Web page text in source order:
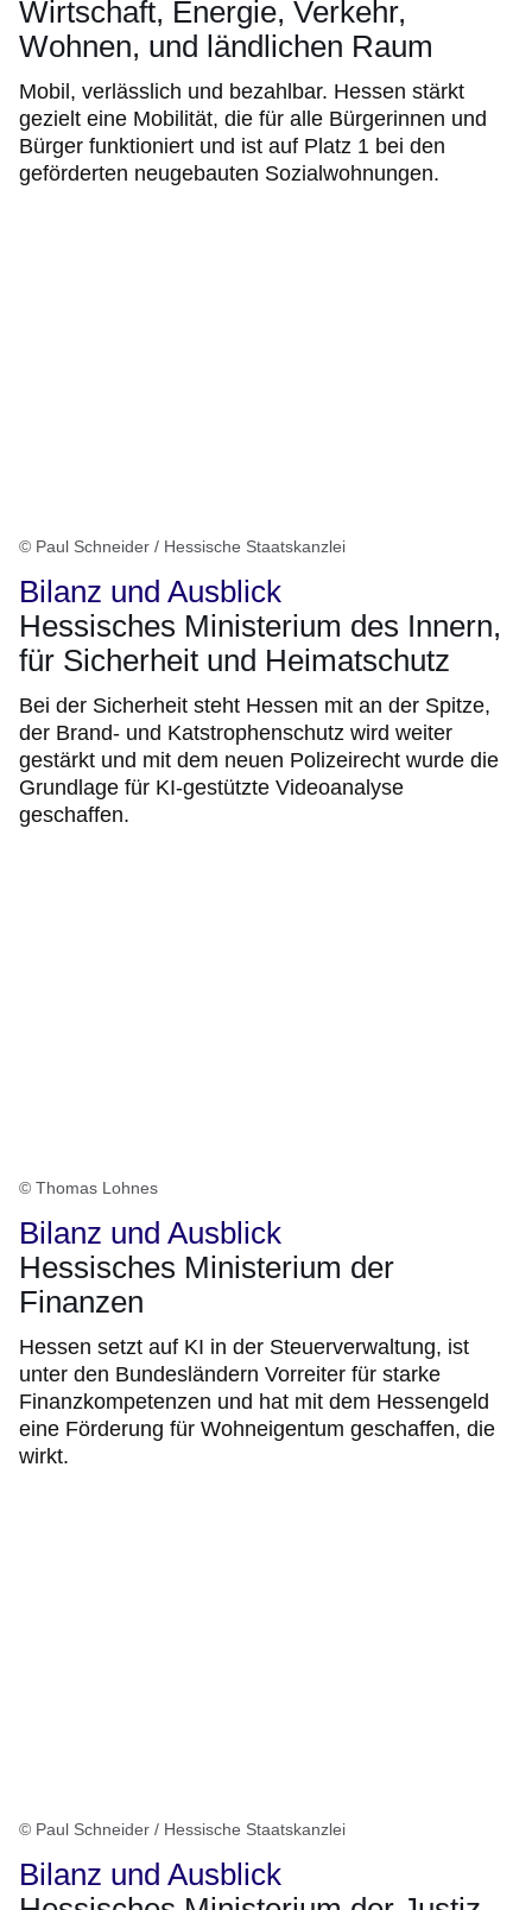
Wirtschaft, Energie, Verkehr,
Wohnen, und ländlichen Raum
Mobil, verlässlich und bezahlbar. Hessen stärkt
gezielt eine Mobilität, die für alle Bürgerinnen und
Bürger funktioniert und ist auf Platz 1 bei den
geförderten neugebauten Sozialwohnungen.
© Paul Schneider / Hessische Staatskanzlei
Bilanz und Ausblick
Hessisches Ministerium des Innern,
für Sicherheit und Heimatschutz
Bei der Sicherheit steht Hessen mit an der Spitze,
der Brand- und Katstrophenschutz wird weiter
gestärkt und mit dem neuen Polizeirecht wurde die
Grundlage für KI-gestützte Videoanalyse
geschaffen.
© Thomas Lohnes
Bilanz und Ausblick
Hessisches Ministerium der
Finanzen
Hessen setzt auf KI in der Steuerverwaltung, ist
unter den Bundesländern Vorreiter für starke
Finanzkompetenzen und hat mit dem Hessengeld
eine Förderung für Wohneigentum geschaffen, die
wirkt.
© Paul Schneider / Hessische Staatskanzlei
Bilanz und Ausblick